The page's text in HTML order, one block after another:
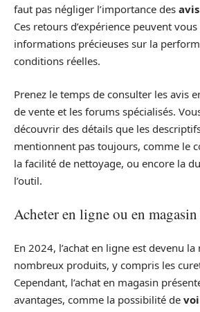
faut pas négliger l’importance des
Ces retours d’expérience peuvent
informations précieuses sur la
conditions réelles.
Prenez le temps de consulter les avis
de vente et les forums spécialisés.
découvrir des détails que les
mentionnent pas toujours, comme le
la facilité de nettoyage, ou encore la
l’outil.
Acheter en ligne ou en magasin
En 2024, l’achat en ligne est devenu
nombreux produits, y compris les
Cependant, l’achat en magasin
avantages, comme la possibilité de